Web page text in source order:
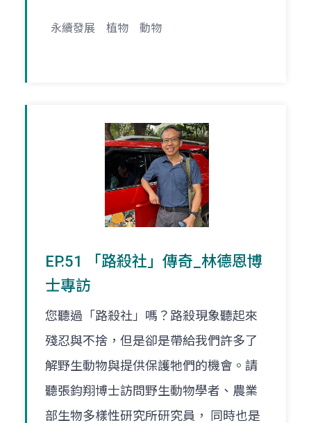
永續發展 植物 動物
EP.51 「路殺社」傳奇_林德恩博
士專訪
您聽過「路殺社」嗎？路殺現象聽起來
殘忍與不捨，但是卻是帶給我們許多了
解野生動物與提供保護牠們的機會。請
聽張鈞翔博士訪問野生動物學者、農業
部生物多樣性研究所研究員， 同時也是